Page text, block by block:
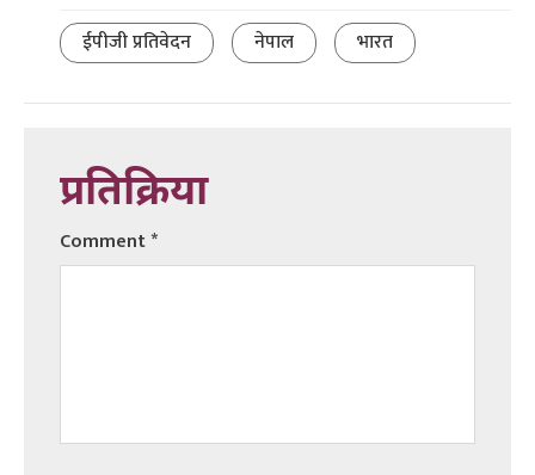
ईपीजी प्रतिवेदन
नेपाल भारत
प्रतिक्रिया
Comment*